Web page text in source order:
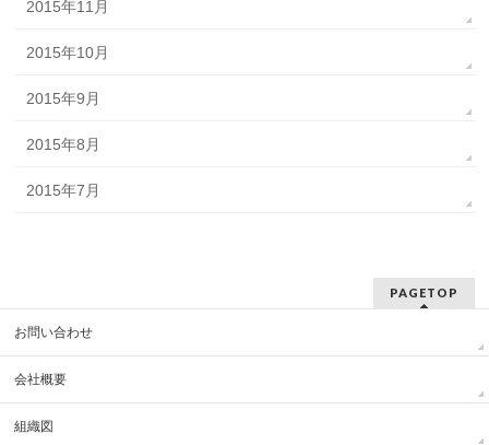
2015年11月
2015年10月
2015年9月
2015年8月
2015年7月
PAGETOP
お問い合わせ
会社概要
組織図